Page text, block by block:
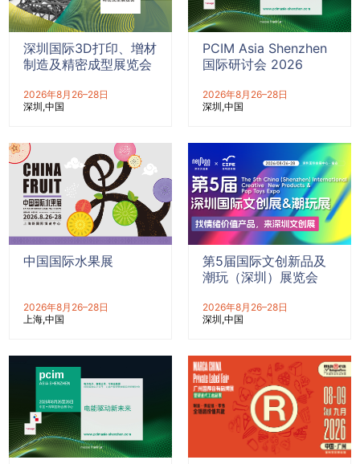
深圳国际3D打印、增材
制造及精密成型展览会
2026年8月26–28日
深圳 中国
PCIM Asia Shenzhen
国际研讨会 2026
2026年8月26–28日
深圳 中国
中国国际水果展
2026年8月26–28日
上海 中国
第5届国际文创新品及
潮玩（深圳）展览会
2026年8月26–28日
深圳 中国